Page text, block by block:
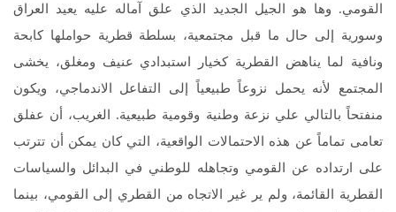
القومي. وها هو الجيل الجديد الذي علق آماله عليه يعيد العراق
وسورية إلى حال ما قبل مجتمعية، بسلطة قطرية حواملها كابحة
ونافية لما يناهض القطرية كخيار استبدادي عنيف ومغلق، يخشى
المجتمع لأنه يحمل نزوعاً طبيعياً إلى التفاعل الاندماجي، ويكون
منفتحاً بالتالي علي نزعة وطنية وقومية طبيعية. الغريب، أن عفلق
تعامى تماماً عن هذه الاحتمالات الواقعية، التي كان يمكن أن تترتب
على ارتداده عن القومي وتجاهله للوطني في البدائل والسياسات
القطرية القائمة، ولم ير غير الاتجاه من القطري إلى القومي، بينما